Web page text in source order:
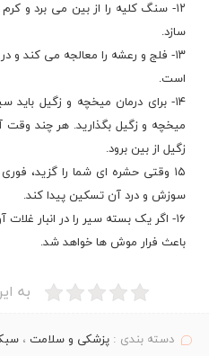
۱۲- سنگ کلیه را از بین می برد و
سازد.
۱۳- فلج و رعشه را معالجه می کند و
است.
۱۴- برای درمان میخچه و زگیل
میخچه و زگیل بگذارید. هر چند وقت
زگیل از بین برود.
۱۵ وقتی حشره ای شما را گزید،
سوزش و درد آن تسکین پیدا کند.
۱۶- اگر یک بسته سیر را در انبار
باعث فرار موش ها خواهد شد.
به
دسته بندی :پزشکی و سلامت ،